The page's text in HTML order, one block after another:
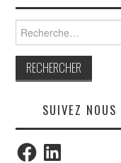
Rechercher :
SUIVEZ
FacebookLinkedIn